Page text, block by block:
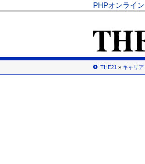
PHPオンライン
THE21 » キャリア